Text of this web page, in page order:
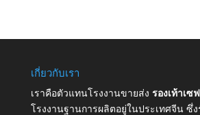
เกี่ยวกับเรา
เราคือตัวแทนโรงงานขายส่ง รองเท้าเซ
โรงงานฐานการผลิตอยู่ในประเทศจีน ซึ่ง